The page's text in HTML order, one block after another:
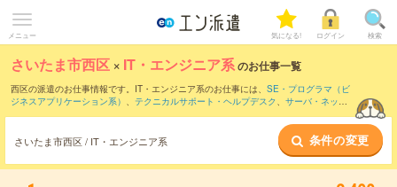
メニュー 気になる! ログイン 検索
さいたま市西区 × IT・エンジニア系のお仕事一覧
西区の派遣のお仕事情報です。IT・エンジニア系のお仕事には、 SE・プログラマ（ビ
ジネスアプリケーション系） 、 テクニカルサポート・ヘルプデスク 、 サーバ・ネット
さいたま市西区 / IT・エンジニア系 条件の変更